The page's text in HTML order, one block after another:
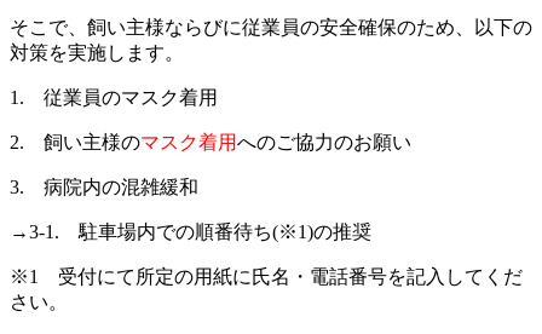
そこで、飼い主様ならびに従業員の安全確保のため、以下の
対策を実施します。
1. 従業員のマスク着用
2. 飼い主様のマスク着用へのご協力のお願い
3. 病院内の混雑緩和
→3-1. 駐車場内での順番待ち(※1)の推奨
※1 受付にて所定の用紙に氏名・電話番号を記入してくだ
さい。